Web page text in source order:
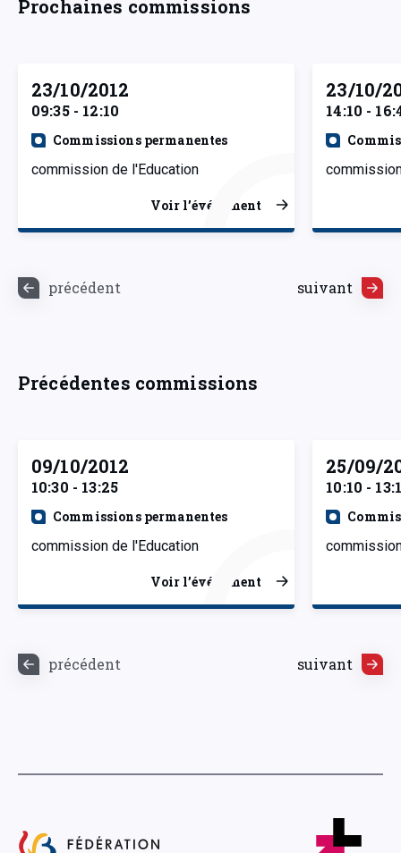
Prochaines commissions
23/10/2012
09:35 - 12:10
Commissions permanentes
commission de l'Education
Voir l’événement
23/10/
14:10 -
précédent suivant
Précédentes commissions
09/10/2012
10:30 - 13:25
Commissions permanentes
commission de l'Education
Voir l’événement
25/09/
10:10 -
précédent suivant